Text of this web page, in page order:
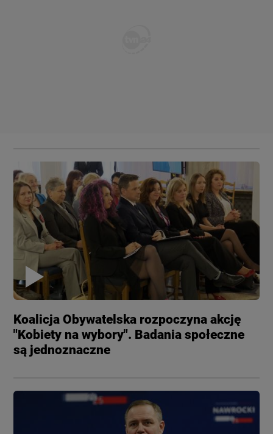
Koalicja Obywatelska rozpoczyna akcję
"Kobiety na wybory". Badania społeczne
są jednoznaczne